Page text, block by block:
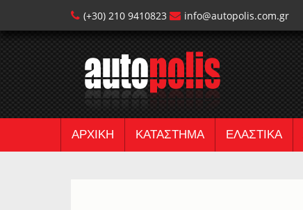
(+30) 210 9410823 info@autopolis.com.gr
ΑΡΧΙΚΗ ΚΑΤΑΣΤΗΜΑ ΕΛΑΣΤΙΚΑ